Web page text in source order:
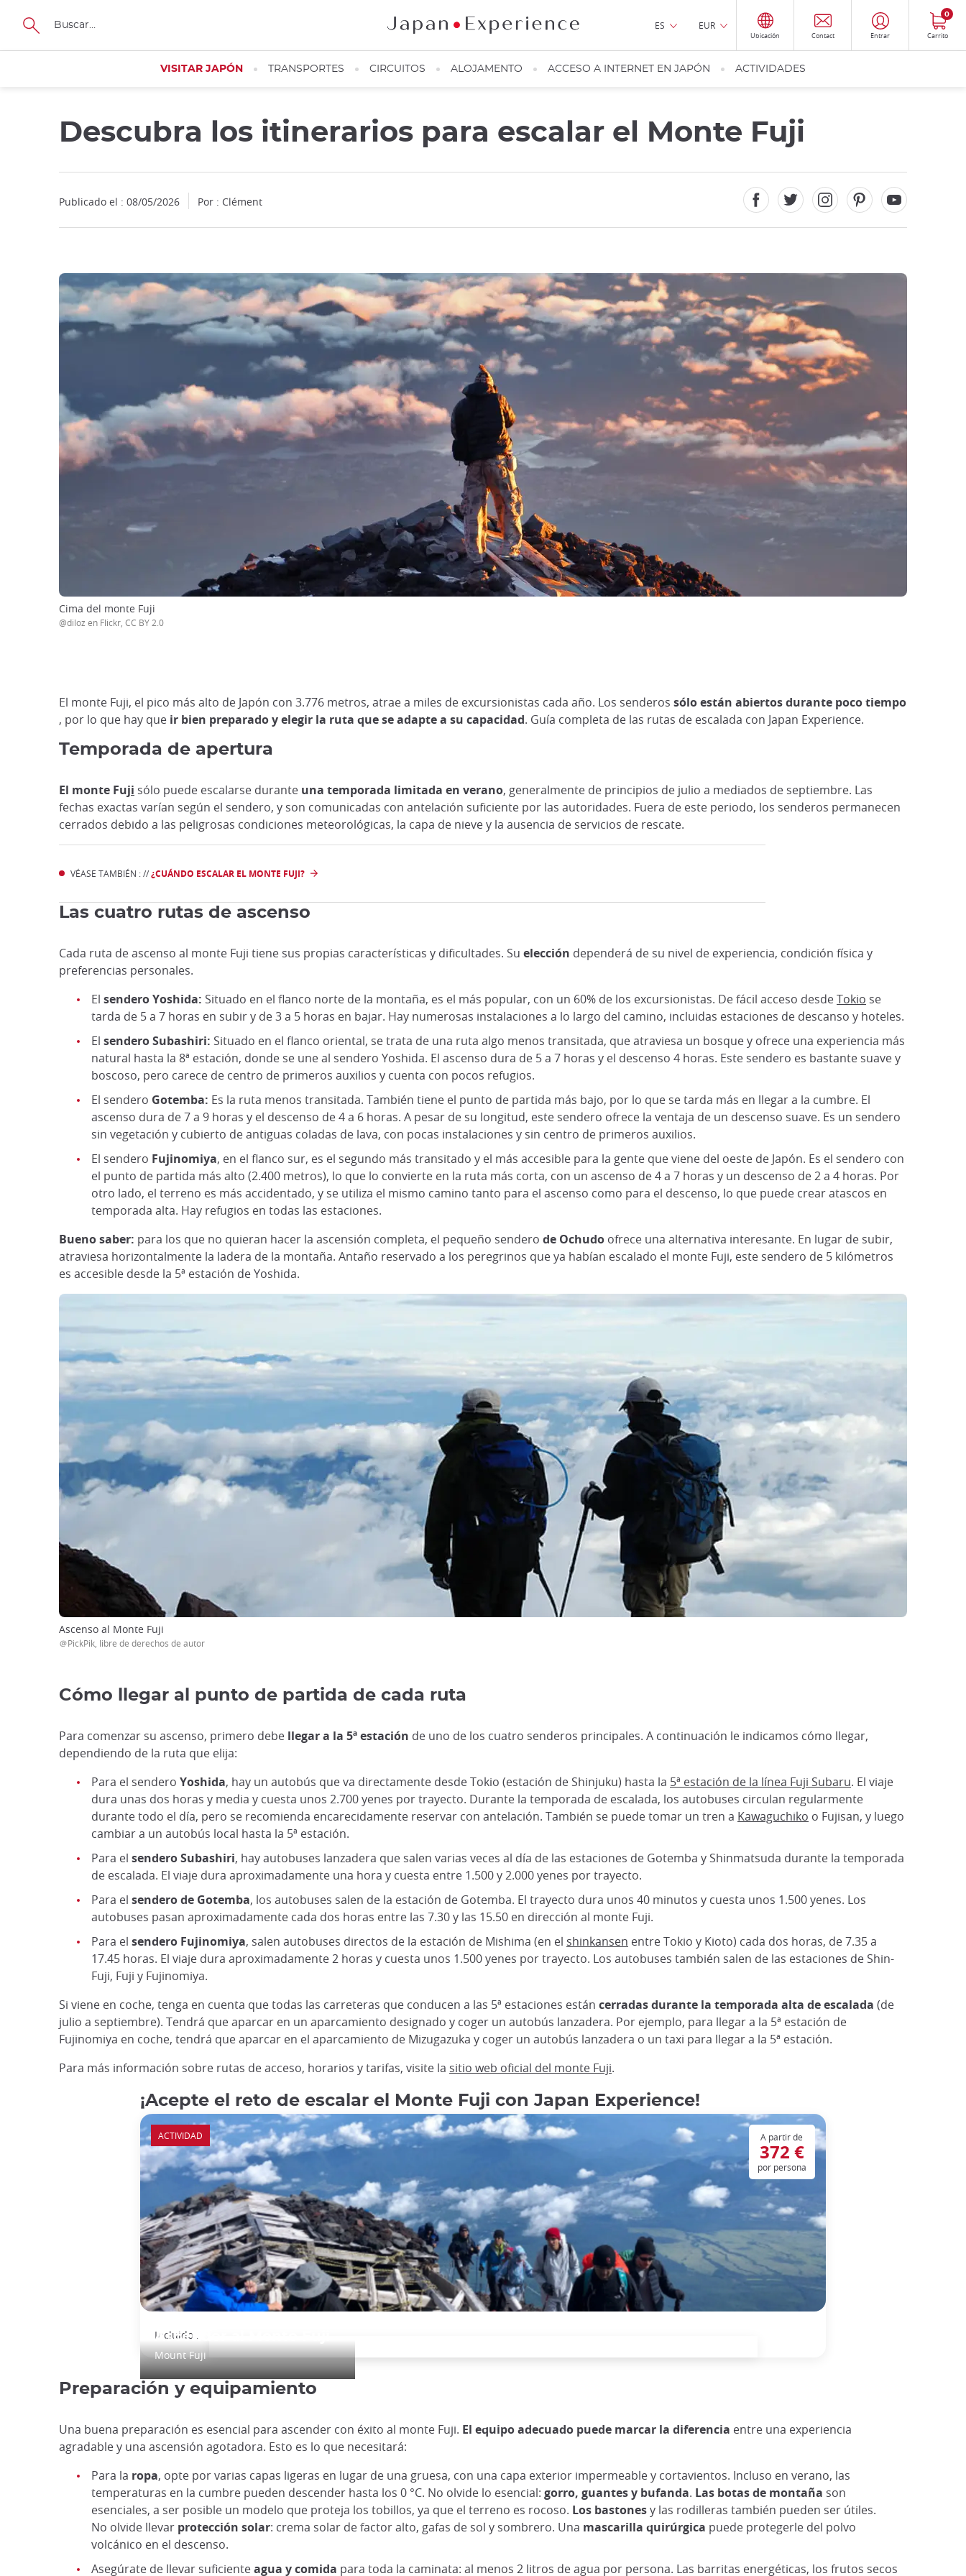
Tamaño
ES EUR
Ubicación Contact Entrar Carrito
0
VISITAR JAPÓN TRANSPORTES CIRCUITOS ALOJAMENTO ACCESO A INTERNET EN JAPÓN ACTIVIDADES
Descubra los itinerarios para escalar el Monte Fuji
Publicado el : 08/05/2026 Por : Clément
Cima del monte Fuji
@diloz en Flickr, CC BY 2.0
El monte Fuji, el pico más alto de Japón con 3.776 metros, atrae a miles de excursionistas cada año. Los senderos sólo están abiertos durante poco tiempo
, por lo que hay que ir bien preparado y elegir la ruta que se adapte a su capacidad. Guía completa de las rutas de escalada con Japan Experience.
Temporada de apertura
El monte Fuji sólo puede escalarse durante una temporada limitada en verano, generalmente de principios de julio a mediados de septiembre. Las
fechas exactas varían según el sendero, y son comunicadas con antelación suficiente por las autoridades. Fuera de este periodo, los senderos permanecen
cerrados debido a las peligrosas condiciones meteorológicas, la capa de nieve y la ausencia de servicios de rescate.
VÉASE TAMBIÉN : //¿CUÁNDO ESCALAR EL MONTE FUJI?
Las cuatro rutas de ascenso
Cada ruta de ascenso al monte Fuji tiene sus propias características y dificultades. Su elección dependerá de su nivel de experiencia, condición física y
preferencias personales.
El sendero Yoshida: Situado en el flanco norte de la montaña, es el más popular, con un 60% de los excursionistas. De fácil acceso desdeTokio se
tarda de 5 a 7 horas en subir y de 3 a 5 horas en bajar. Hay numerosas instalaciones a lo largo del camino, incluidas estaciones de descanso y hoteles.
El sendero Subashiri: Situado en el flanco oriental, se trata de una ruta algo menos transitada, que atraviesa un bosque y ofrece una experiencia más
natural hasta la 8ª estación, donde se une al sendero Yoshida. El ascenso dura de 5 a 7 horas y el descenso 4 horas. Este sendero es bastante suave y
boscoso, pero carece de centro de primeros auxilios y cuenta con pocos refugios.
El sendero Gotemba: Es la ruta menos transitada. También tiene el punto de partida más bajo, por lo que se tarda más en llegar a la cumbre. El
ascenso dura de 7 a 9 horas y el descenso de 4 a 6 horas. A pesar de su longitud, este sendero ofrece la ventaja de un descenso suave. Es un sendero
sin vegetación y cubierto de antiguas coladas de lava, con pocas instalaciones y sin centro de primeros auxilios.
El sendero Fujinomiya, en el flanco sur, es el segundo más transitado y el más accesible para la gente que viene del oeste de Japón. Es el sendero con
el punto de partida más alto (2.400 metros), lo que lo convierte en la ruta más corta, con un ascenso de 4 a 7 horas y un descenso de 2 a 4 horas. Por
otro lado, el terreno es más accidentado, y se utiliza el mismo camino tanto para el ascenso como para el descenso, lo que puede crear atascos en
temporada alta. Hay refugios en todas las estaciones.
Bueno saber: para los que no quieran hacer la ascensión completa, el pequeño sendero de Ochudo ofrece una alternativa interesante. En lugar de subir,
atraviesa horizontalmente la ladera de la montaña. Antaño reservado a los peregrinos que ya habían escalado el monte Fuji, este sendero de 5 kilómetros
es accesible desde la 5ª estación de Yoshida.
Ascenso al Monte Fuji
＠PickPik, libre de derechos de autor
Cómo llegar al punto de partida de cada ruta
Para comenzar su ascenso, primero debe llegar a la 5ª estación de uno de los cuatro senderos principales. A continuación le indicamos cómo llegar,
dependiendo de la ruta que elija:
Para el sendero Yoshida, hay un autobús que va directamente desde Tokio (estación de Shinjuku) hasta la 5ª estación de la línea Fuji Subaru. El viaje
dura unas dos horas y media y cuesta unos 2.700 yenes por trayecto. Durante la temporada de escalada, los autobuses circulan regularmente
durante todo el día, pero se recomienda encarecidamente reservar con antelación. También se puede tomar un tren a Kawaguchiko o Fujisan, y luego
cambiar a un autobús local hasta la 5ª estación.
Para el sendero Subashiri, hay autobuses lanzadera que salen varias veces al día de las estaciones de Gotemba y Shinmatsuda durante la temporada
de escalada. El viaje dura aproximadamente una hora y cuesta entre 1.500 y 2.000 yenes por trayecto.
Para el sendero de Gotemba, los autobuses salen de la estación de Gotemba. El trayecto dura unos 40 minutos y cuesta unos 1.500 yenes. Los
autobuses pasan aproximadamente cada dos horas entre las 7.30 y las 15.50 en dirección al monte Fuji.
Para el sendero Fujinomiya, salen autobuses directos de la estación de Mishima (en el shinkansen entre Tokio y Kioto) cada dos horas, de 7.35 a
17.45 horas. El viaje dura aproximadamente 2 horas y cuesta unos 1.500 yenes por trayecto. Los autobuses también salen de las estaciones de Shin-
Fuji, Fuji y Fujinomiya.
Si viene en coche, tenga en cuenta que todas las carreteras que conducen a las 5ª estaciones están cerradas durante la temporada alta de escalada (de
julio a septiembre). Tendrá que aparcar en un aparcamiento designado y coger un autobús lanzadera. Por ejemplo, para llegar a la 5ª estación de
Fujinomiya en coche, tendrá que aparcar en el aparcamiento de Mizugazuka y coger un autobús lanzadera o un taxi para llegar a la 5ª estación.
Para más información sobre rutas de acceso, horarios y tarifas, visite la sitio web oficial del monte Fuji.
¡Acepte el reto de escalar el Monte Fuji con Japan Experience!
Ascender al Monte Fuji
Mount Fuji
A partir de
372 €
por persona
Incluido :
ACTIVIDAD
Preparación y equipamiento
Una buena preparación es esencial para ascender con éxito al monte Fuji. El equipo adecuado puede marcar la diferencia entre una experiencia
agradable y una ascensión agotadora. Esto es lo que necesitará:
Para la ropa, opte por varias capas ligeras en lugar de una gruesa, con una capa exterior impermeable y cortavientos. Incluso en verano, las
temperaturas en la cumbre pueden descender hasta los 0 °C. No olvide lo esencial: gorro, guantes y bufanda. Las botas de montaña son
esenciales, a ser posible un modelo que proteja los tobillos, ya que el terreno es rocoso. Los bastonesy las rodilleras también pueden ser útiles.
No olvide llevar protección solar: crema solar de factor alto, gafas de sol y sombrero. Una mascarilla quirúrgica puede protegerle del polvo
volcánico en el descenso.
Asegúrate de llevar suficienteagua y comida para toda la caminata: al menos 2 litros de agua por persona. Las barritas energéticas, los frutos secos